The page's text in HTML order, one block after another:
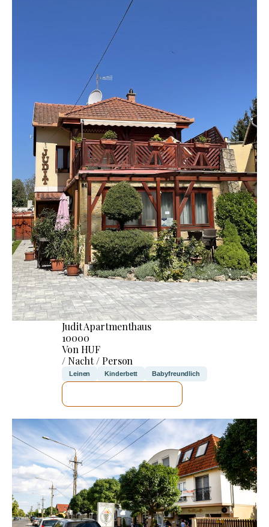
Judit Apartmenthaus
10000
Von HUF
/ Nacht / Person
Leinen Kinderbett Babyfreundlich